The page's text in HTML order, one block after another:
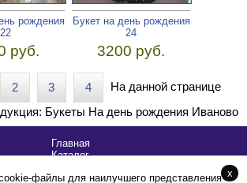
рождения
22
руб.
Букет на день рождения
24
3200 руб.
2 3 4
На данной странице
Букеты На день рождения Иваново
Главная
Каталог
Способы оплаты
файлы для наилучшего представления x